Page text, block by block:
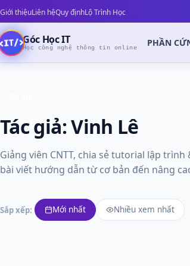
Giới thiệuLiên hệQuy địnhLộ Trình Học
Góc Học IT
Học công nghệ thông tin online PHẦN
Tác giả:Vinh Lê
Giảng viên CNTT, chia sẻ tutorial lập
bài viết hướng dẫn từ cơ bản đến nâng
Sắp xếp: Mới nhất Nhiều xem nhất